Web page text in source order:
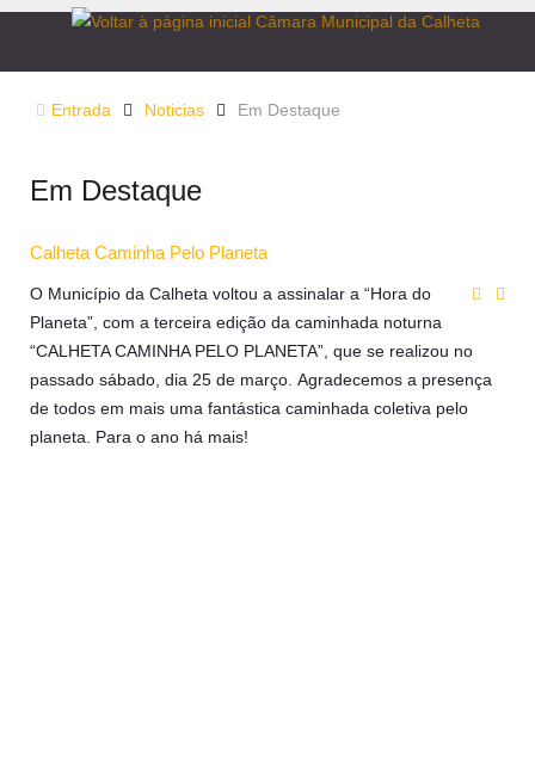
Entrada Noticias Em Destaque
Em Destaque
Calheta Caminha Pelo Planeta
O Município da Calheta voltou a assinalar a “Hora do
Planeta”, com a terceira edição da caminhada noturna
“CALHETA CAMINHA PELO PLANETA”, que se realizou no
passado sábado, dia 25 de março. Agradecemos a presença
de todos em mais uma fantástica caminhada coletiva pelo
planeta. Para o ano há mais!